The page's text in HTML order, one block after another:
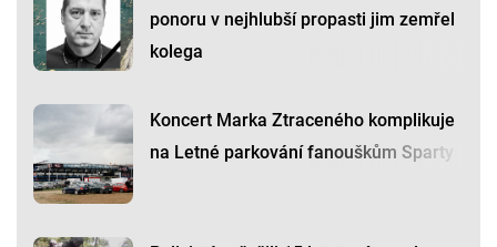
ponoru v nejhlubší propasti jim zemřel
kolega
Koncert Marka Ztraceného komplikuje
na Letné parkování fanouškům Sparty